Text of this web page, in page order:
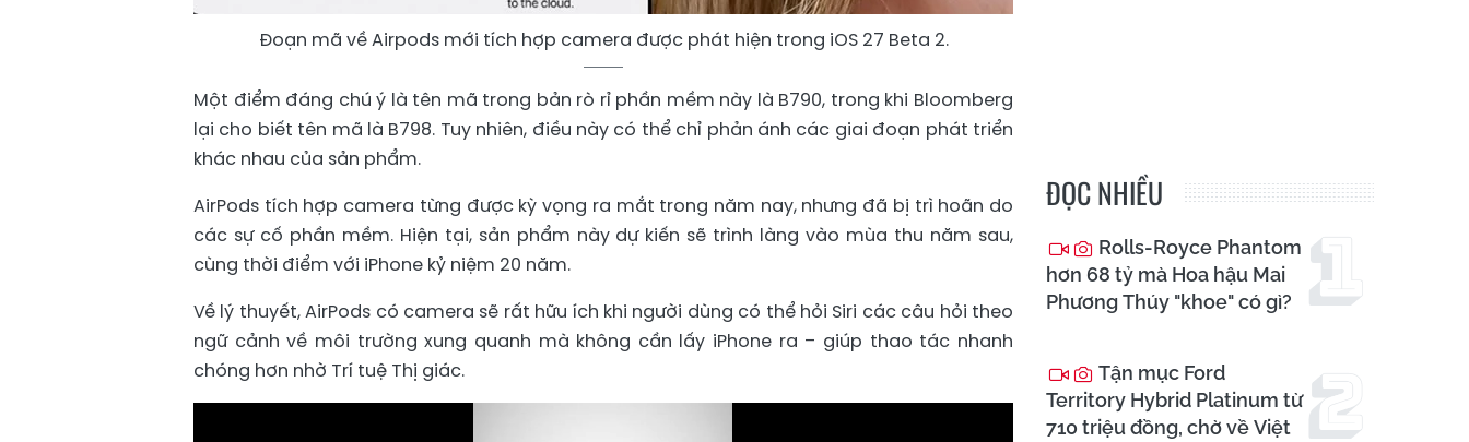
Đoạn mã về Airpods mới tích hợp camera được phát hiện trong iOS 27 Beta 2.
Một điểm đáng chú ý là tên mã trong bản rò rỉ phần mềm này là B790, trong khi Bloomberg
lại cho biết tên mã là B798. Tuy nhiên, điều này có thể chỉ phản ánh các giai đoạn phát triển
khác nhau của sản phẩm.
AirPods tích hợp camera từng được kỳ vọng ra mắt trong năm nay, nhưng đã bị trì hoãn do
các sự cố phần mềm. Hiện tại, sản phẩm này dự kiến sẽ trình làng vào mùa thu năm sau,
cùng thời điểm với iPhone kỷ niệm 20 năm.
Về lý thuyết, AirPods có camera sẽ rất hữu ích khi người dùng có thể hỏi Siri các câu hỏi theo
ngữ cảnh về môi trường xung quanh mà không cần lấy iPhone ra – giúp thao tác nhanh
chóng hơn nhờ Trí tuệ Thị giác.
ĐỌC NHIỀU
Rolls-Royce Phantom
hơn 68 tỷ mà Hoa hậu Mai
Phương Thúy "khoe" có gì?
Tận mục Ford
Territory Hybrid Platinum từ
710 triệu đồng, chờ về Việt